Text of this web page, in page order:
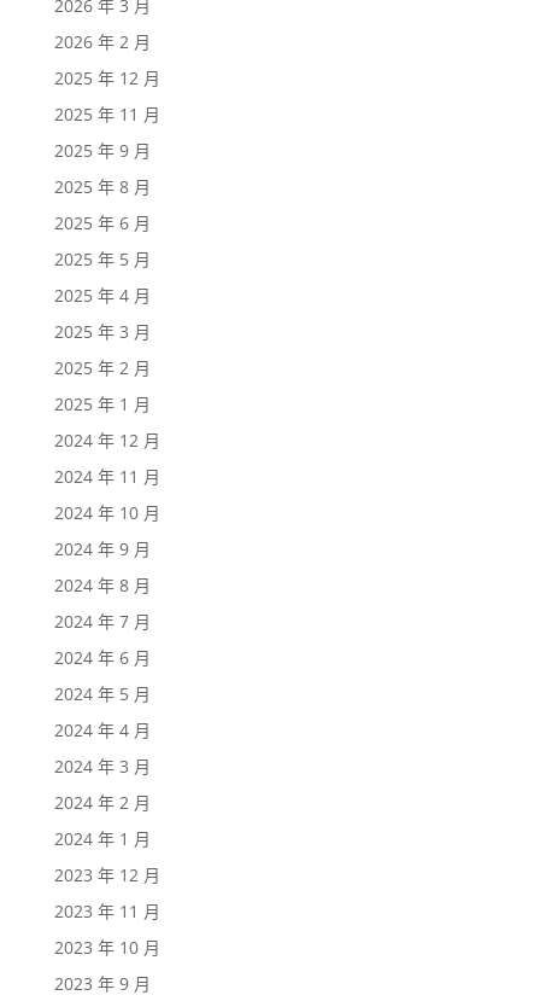
2026 年 3 月
2026 年 2 月
2025 年 12 月
2025 年 11 月
2025 年 9 月
2025 年 8 月
2025 年 6 月
2025 年 5 月
2025 年 4 月
2025 年 3 月
2025 年 2 月
2025 年 1 月
2024 年 12 月
2024 年 11 月
2024 年 10 月
2024 年 9 月
2024 年 8 月
2024 年 7 月
2024 年 6 月
2024 年 5 月
2024 年 4 月
2024 年 3 月
2024 年 2 月
2024 年 1 月
2023 年 12 月
2023 年 11 月
2023 年 10 月
2023 年 9 月